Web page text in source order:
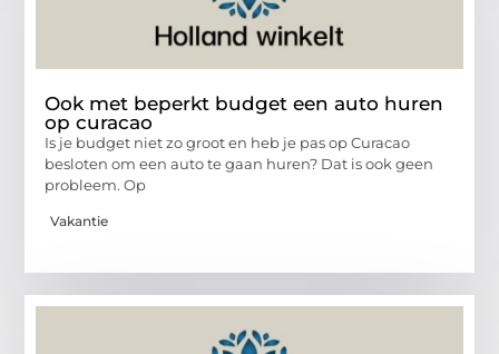
Ook met beperkt budget een auto huren
op curacao
Is je budget niet zo groot en heb je pas op Curacao
besloten om een auto te gaan huren? Dat is ook geen
probleem. Op
Vakantie